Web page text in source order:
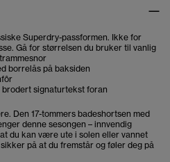
Superdry-passformen. Ikke for
Gå for størrelsen du bruker til vanlig
borrelås på baksiden
signaturtekst foran
Den 17-tommers badeshortsen med
denne sesongen – innvendig
du kan være ute i solen eller vannet
på at du fremstår og føler deg på